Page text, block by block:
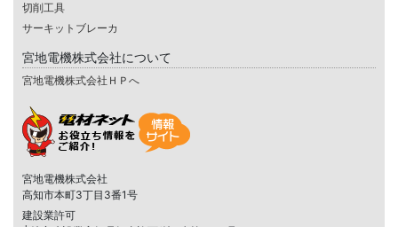
切削工具
サーキットブレーカ
宮地電機株式会社について
宮地電機株式会社ＨＰへ
宮地電機株式会社
高知市本町3丁目3番1号
建設業許可